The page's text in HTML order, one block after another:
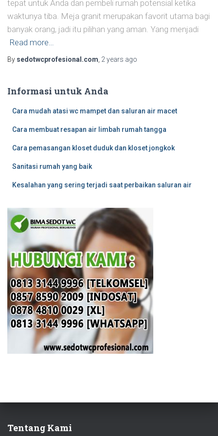
tepat untuk Anda dan pembeli rumah potensial ketika
waktunya tiba. Meja granit merupakan favorit utama bagi
banyak orang, jadi itu pilihan yang aman. Yang menjadi
Read more…
By sedotwcprofesional.com 2 years ago
Informasi untuk Anda
Cara mudah atasi wc mampet dan saluran air macet
Cara membuat resapan air limbah rumah tangga
Cara pemasangan kloset duduk dan kloset jongkok
Sanitasi rumah yang baik
Kesalahan yang sering terjadi saat perbaikan saluran air
Tentang Kami